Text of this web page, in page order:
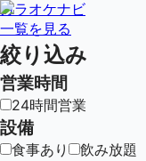
カラオケナビ
一覧を見る
絞り込み
営業時間
24時間営業
設備
食事あり 飲み放題